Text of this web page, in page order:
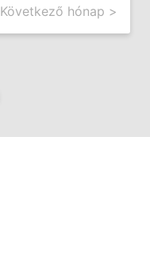
Következő hónap >